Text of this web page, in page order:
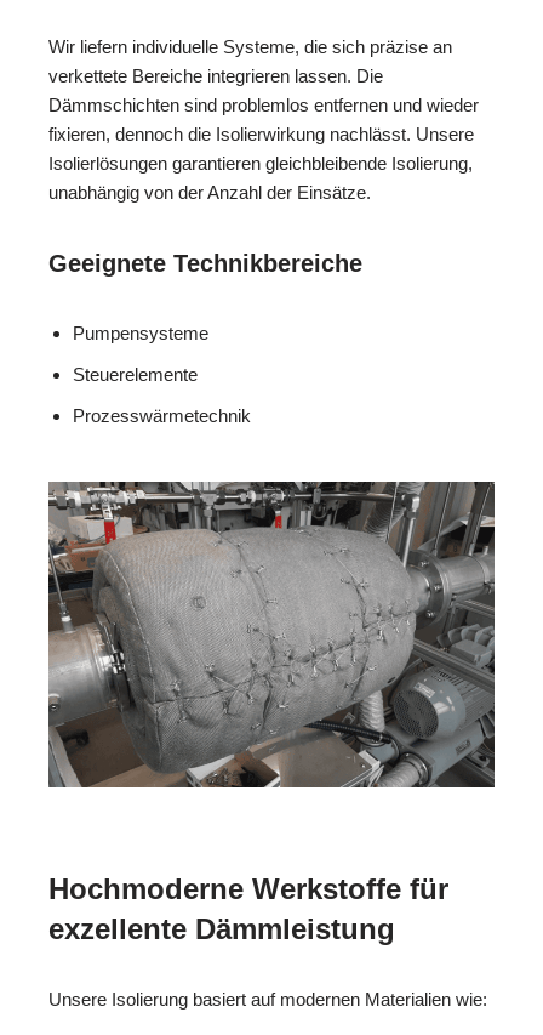
Wir liefern individuelle Systeme, die sich präzise an
verkettete Bereiche integrieren lassen. Die
Dämmschichten sind problemlos entfernen und wieder
fixieren, dennoch die Isolierwirkung nachlässt. Unsere
Isolierlösungen garantieren gleichbleibende Isolierung,
unabhängig von der Anzahl der Einsätze.
Geeignete Technikbereiche
Pumpensysteme
Steuerelemente
Prozesswärmetechnik
Hochmoderne Werkstoffe für
exzellente Dämmleistung
Unsere Isolierung basiert auf modernen Materialien wie: